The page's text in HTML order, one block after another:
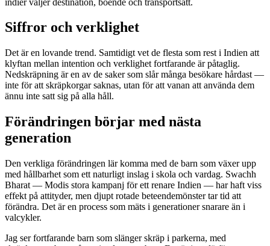
Siffror och verklighet
Det är en lovande trend. Samtidigt vet de flesta som rest i Indien att
klyftan mellan intention och verklighet fortfarande är påtaglig.
Nedskräpning är en av de saker som slår många besökare hårdast —
inte för att skräpkorgar saknas, utan för att vanan att använda dem
ännu inte satt sig på alla håll.
Förändringen börjar med nästa
generation
Den verkliga förändringen lär komma med de barn som växer upp
med hållbarhet som ett naturligt inslag i skola och vardag. Swachh
Bharat — Modis stora kampanj för ett renare Indien — har haft viss
effekt på attityder, men djupt rotade beteendemönster tar tid att
förändra. Det är en process som mäts i generationer snarare än i
valcykler.
Jag ser fortfarande barn som slänger skräp i parkerna, med